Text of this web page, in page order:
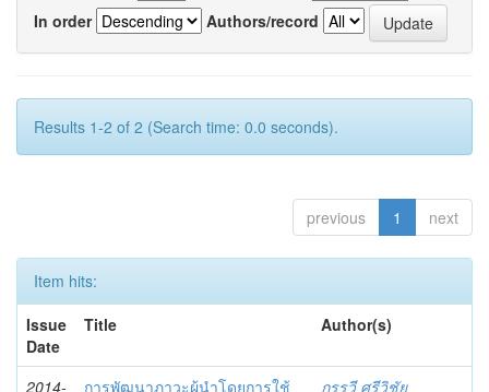
In order
Authors/record
Results 1-2 of 2 (Search time: 0.0 seconds).
previous 1 next
Item hits:
Issue
Date
Title Author(s)
2014-
การพัฒนาภาวะผู้นำโดยการใช้
กรรวี ศรีวิชัย